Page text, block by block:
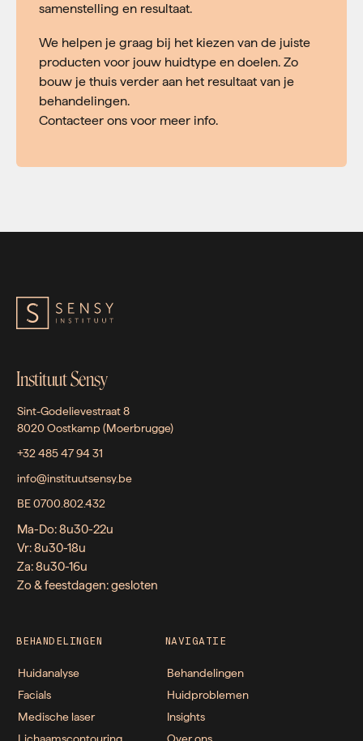
samenstelling en resultaat.
We helpen je graag bij het kiezen van de juiste
producten voor jouw huidtype en doelen. Zo
bouw je thuis verder aan het resultaat van je
behandelingen.
Contacteer ons voor meer info.
Instituut Sensy
Sint-Godelievestraat 8
8020 Oostkamp (Moerbrugge)
+32 485 47 94 31
info@instituutsensy.be
BE 0700.802.432
Ma-Do: 8u30-22u
Vr: 8u30-18u
Za: 8u30-16u
Zo & feestdagen: gesloten
BEHANDELINGEN
Huidanalyse
Facials
Medische laser
Lichaamscontouring
NAVIGATIE
Behandelingen
Huidproblemen
Insights
Over ons